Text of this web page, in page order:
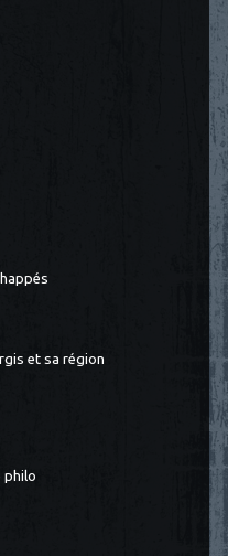
et sa région
philo